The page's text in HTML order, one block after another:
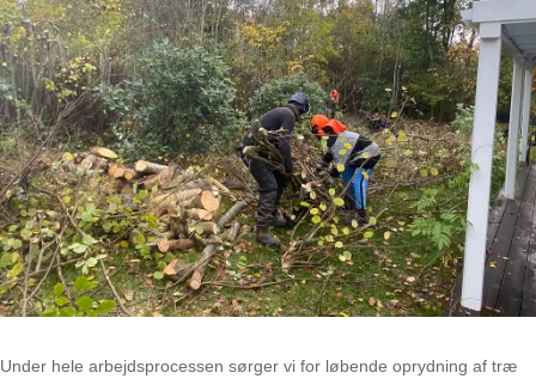
Under hele arbejdsprocessen sørger vi for løbende oprydning af træ